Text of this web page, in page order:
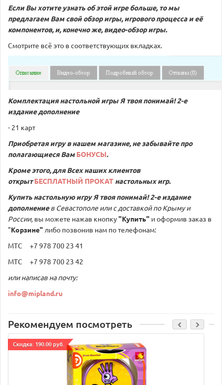
Если Вы хотите узнать об этой игре больше, то мы
предлагаем Вам свой обзор игры, игрового процесса и её
компонентов, и, конечно же, видео-обзор игры.
Смотрите всё это в соответствующих вкладках.
Комплектация настольной игрыЯ твоя понимай! 2-е
издание дополнение
- 21 карт
Приобретая игру в нашем магазине, не забывайте про
полагающиеся Вам БОНУСЫ.
Кроме этого, для Всех наших клиентов
открыт БЕСПЛАТНЫЙ ПРОКАТ настольных игр.
Купить настольную игру Я твоя понимай! 2-е издание
дополнение в Севастополе или с доставкой по Крыму и
России, вы можете нажав кнопку"Купить" и оформив заказ в
"Корзине" либо позвонив нам по телефонам:
МТС +7 978 700 23 41
МТС +7 978 700 23 42
или написав на почту:
info@mipland.ru
Рекомендуем посмотреть
Cкидка: 190.00 руб.